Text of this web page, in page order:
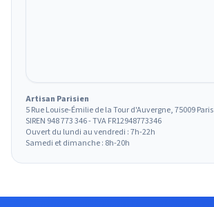
Artisan Parisien
5 Rue Louise-Émilie de la Tour d'Auvergne, 75009 Paris
SIREN 948 773 346 - TVA FR12948773346
Ouvert du lundi au vendredi : 7h-22h
Samedi et dimanche : 8h-20h